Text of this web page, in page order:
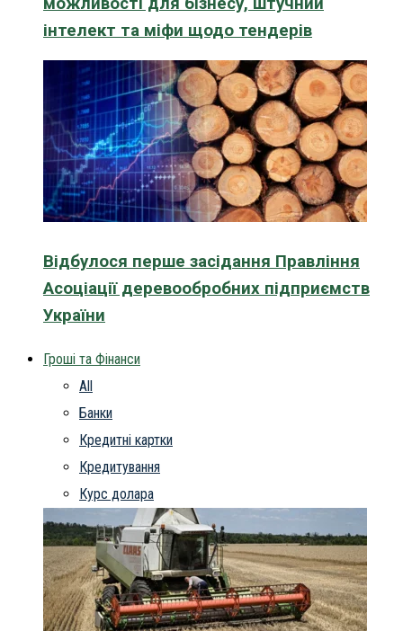
інтелект та міфи щодо тендерів
Відбулося перше засідання Правління
Асоціації деревообробних підприємств
України
Гроші та Фінанси
All
Банки
Кредитні картки
Кредитування
Курс долара